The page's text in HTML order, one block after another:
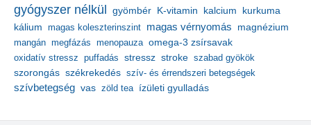
gyógyszer nélkül gyömbér K-vitamin kalcium kurkuma
kálium magas koleszterinszint magas vérnyomás magnézium
mangán megfázás menopauza omega-3 zsírsavak
oxidatív stressz puffadás stressz stroke szabad gyökök
szorongás székrekedés szív- és érrendszeri betegségek
szívbetegség vas zöld tea ízületi gyulladás